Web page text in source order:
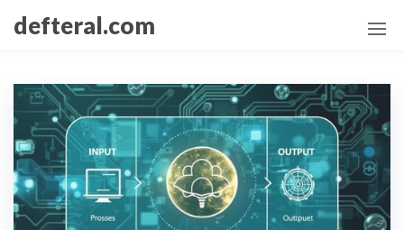
Skip
content
defteral.com